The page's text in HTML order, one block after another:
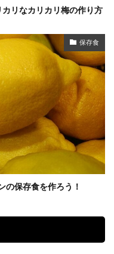
カリなカリカリ梅の作り方
保存食
の保存食を作ろう！